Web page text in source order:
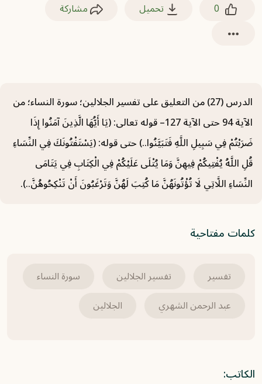
الآية 166
2021-05-31
سورة الأعراف (18) تفسير من الآية 152 حتى
الآية 158
2021-05-31
الآية 151
سورة الأعراف (16) تفسير من الآية 137 حتى
الآية 145
0 تحميل مشاركة
الدرس (27) من التعليق على تفسير الجلالين؛ سورة النساء؛ من
الآية 94 حتى الآية 127– قوله تعالى: (يَا أَيُّهَا الَّذِينَ آمَنُوا إِذَا
ضَرَبْتُمْ فِي سَبِيلِ اللَّهِ فَتَبَيَّنُوا..) حتى قوله: (يَسْتَفْتُونَكَ فِي النِّسَاءِ
قُلِ اللَّهُ يُفْتِيكُمْ فِيهِنَّ وَمَا يُتْلَى عَلَيْكُمْ فِي الْكِتَابِ فِي يَتَامَى
النِّسَاءِ اللَّاتِي لَا تُؤْتُونَهُنَّ مَا كُتِبَ لَهُنَّ وَتَرْغَبُونَ أَنْ تَنْكِحُوهُنَّ..).
كلمات مفتاحية
تفسير تفسير الجلالين
سورة النساء
عبد الرحمن الشهري
الجلالين
الكاتب: